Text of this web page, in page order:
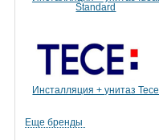
Standard
Инсталляция + унитаз Tece
Еще бренды